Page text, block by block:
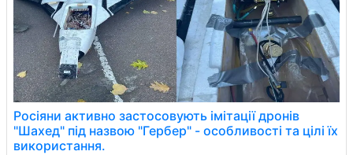
Росіяни активно застосовують імітації дронів
"Шахед" під назвою "Гербер" - особливості та цілі їх
використання.